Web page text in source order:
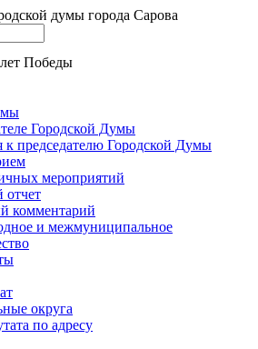
думы города Сарова
Городской Думы
к председателю Городской Думы
мероприятий
комментарий
и межмуниципальное
округа
по адресу